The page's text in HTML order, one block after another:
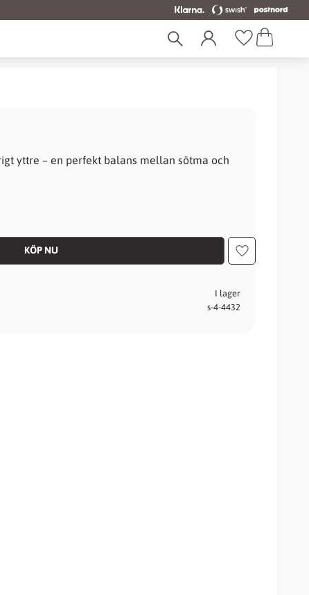
Favoriter
Kundvagn
yttre – en perfekt balans mellan sötma och
Lägg till i
I lager
s-4-4432